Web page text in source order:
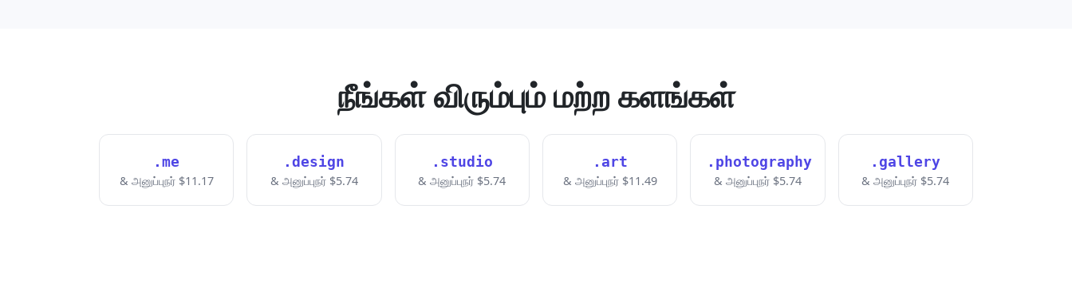
நீங்கள் விரும்பும் மற்ற களங்கள்
.me
& அனுப்புநர் $11.17
.design
& அனுப்புநர் $5.74
.studio
& அனுப்புநர் $5.74
.art
& அனுப்புநர் $11.49
.photography
& அனுப்புநர் $5.74
.gallery
& அனுப்புநர் $5.74